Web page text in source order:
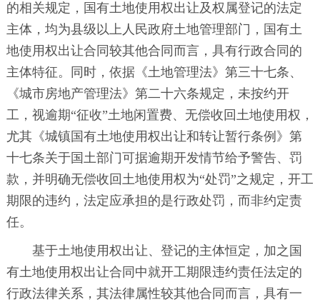
的相关规定，国有土地使用权出让及权属登记的法定
主体，均为县级以上人民政府土地管理部门，国有土
地使用权出让合同较其他合同而言，具有行政合同的
主体特征。同时，依据《土地管理法》第三十七条、
《城市房地产管理法》第二十六条规定，未按约开
工，视逾期“征收”土地闲置费、无偿收回土地使用权，
尤其《城镇国有土地使用权出让和转让暂行条例》第
十七条关于国土部门可据逾期开发情节给予警告、罚
款，并明确无偿收回土地使用权为“处罚”之规定，开工
期限的违约，法定应承担的是行政处罚，而非约定责
任。
基于土地使用权出让、登记的主体恒定，加之国
有土地使用权出让合同中就开工期限违约责任法定的
行政法律关系，其法律属性较其他合同而言，具有一